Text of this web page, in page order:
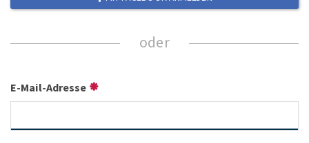
E-Mail-Adresse